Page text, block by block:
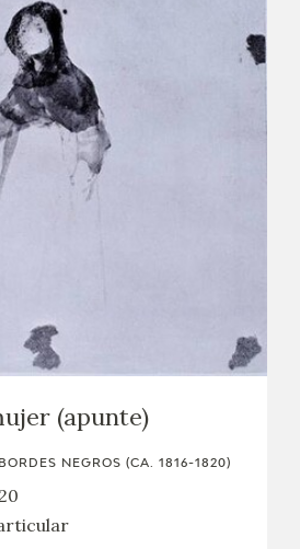
(apunte)
NEGROS (CA. 1816-1820)